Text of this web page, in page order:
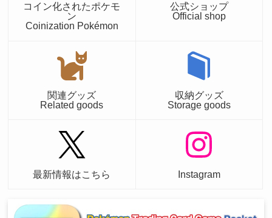
コイン化されたポケモ
ン
Coinization Pokémon
公式ショップ
Official shop
関連グッズ
Related goods
収納グッズ
Storage goods
最新情報はこちら Instagram